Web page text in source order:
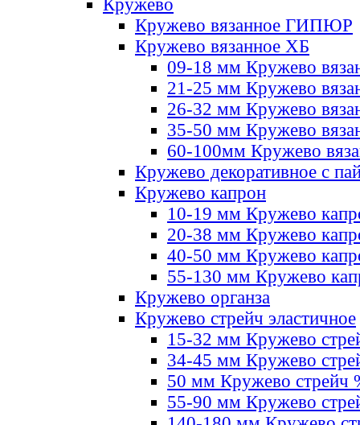
Кружево
Кружево вязанное ГИПЮР
Кружево вязанное ХБ
09-18 мм Кружево
21-25 мм Кружево
26-32 мм Кружево
35-50 мм Кружево
60-100мм Кружево
Кружево декоративное с
Кружево капрон
10-19 мм Кружево
20-38 мм Кружево
40-50 мм Кружево
55-130 мм Кружево
Кружево органза
Кружево стрейч эластичное
15-32 мм Кружево
34-45 мм Кружево
50 мм Кружево стрейч
55-90 мм Кружево